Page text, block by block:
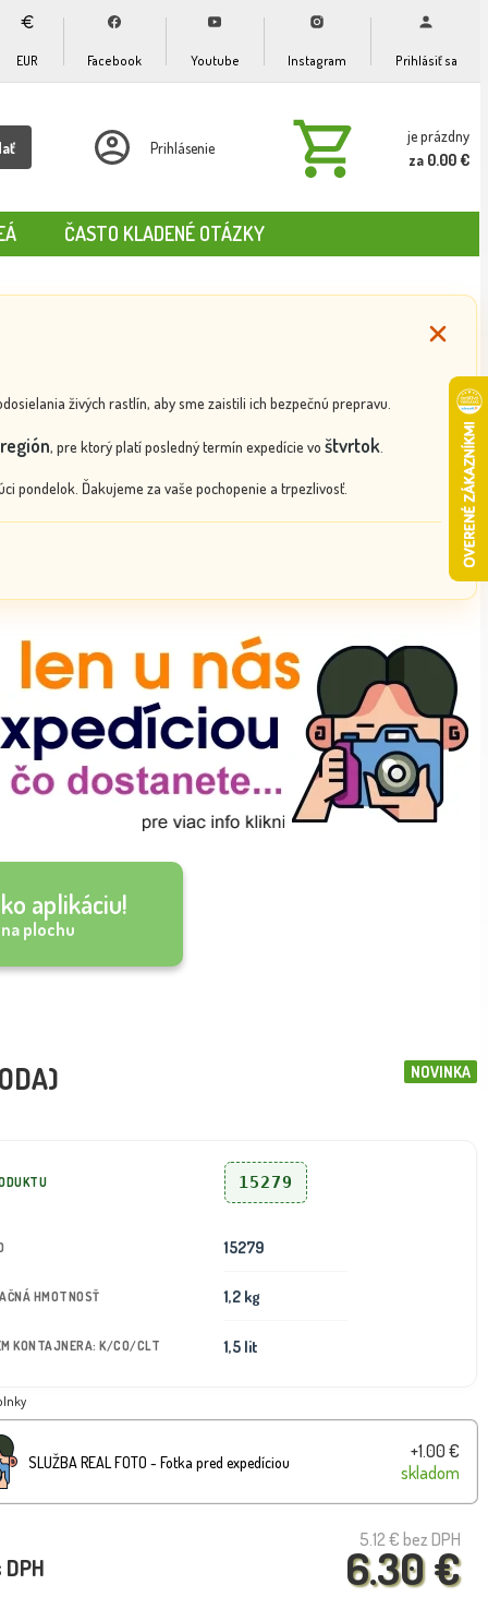
EUR Facebook Youtube Instagram Prihlásiť sa
Prihlásenie
je prázdny
za 0.00 €
ČASTO KLADENÉ OTÁZKY
živých rastlín, aby sme zaistili ich bezpečnú prepravu.
, pre ktorý platí posledný termín expedície vo štvrtok.
pondelok. Ďakujeme za vaše pochopenie a trpezlivosť.
aplikáciu!
plochu
NOVINKA
15279
15279
HMOTNOSŤ 1,2 kg
KONTAJNERA: K/CO/CLT 1,5 lit
SLUŽBA REAL FOTO - Fotka pred expedíciou
+1.00 €
skladom
5.12 € bez DPH
6.30 €
DPH